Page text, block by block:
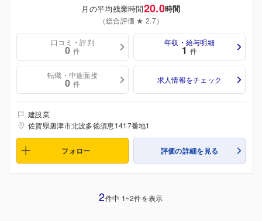
月の平均残業時間20.0時間
（総合評価 ★ 2.7）
口コミ・評判
0 件
年収・給与明細
1 件
転職・中途面接
0 件 求人情報をチェック
建設業
佐賀県唐津市北波多徳須恵1417番地1
フォロー 評価の詳細を見る
2件中 1~2件を表示